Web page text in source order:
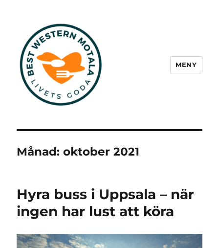
MENY
Månad:oktober 2021
Hyra buss i Uppsala – när
ingen har lust att köra